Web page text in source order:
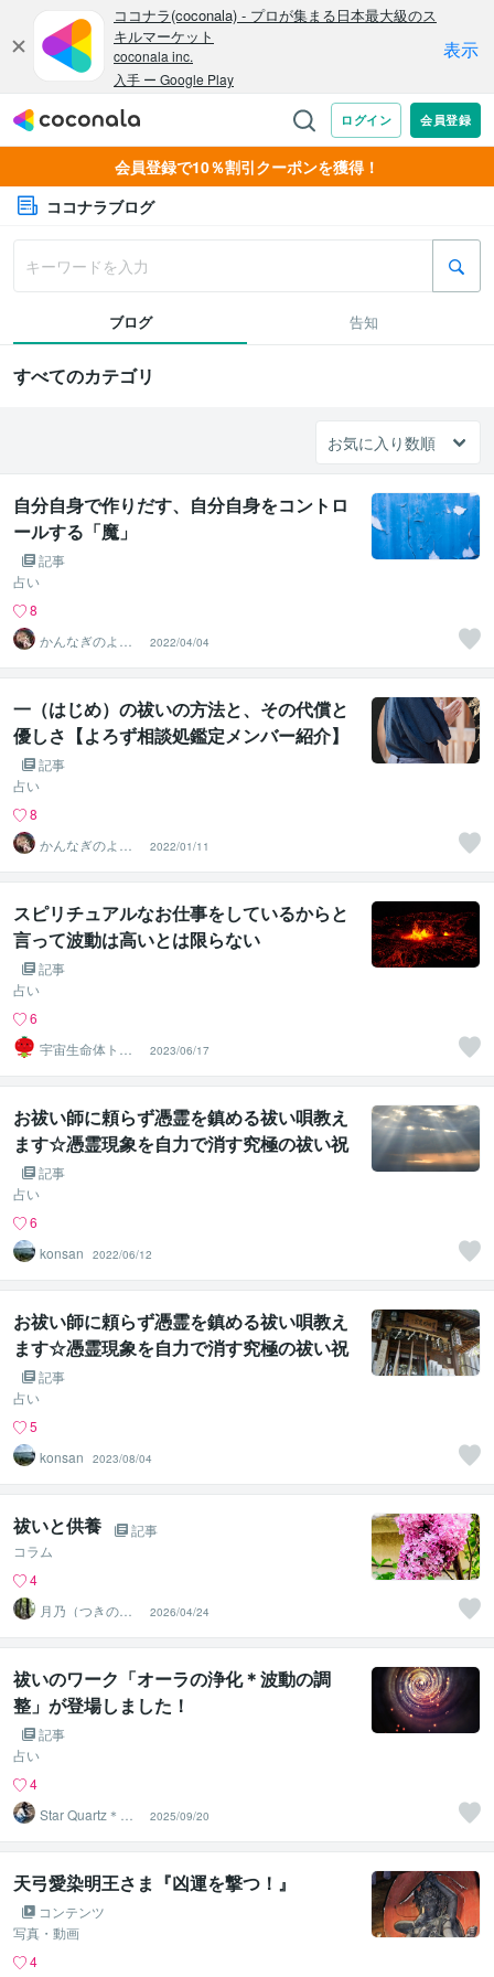
会員登録で10％割引クーポンを獲得！
ココナラブログ
ブログ 告知
すべてのカテゴリ
自分自身で作りだす、自分自身をコントロ
ールする「魔」
記事
占い
8
かんなぎのよろ
ず相談処 琉球ユ
タの家系
2022/04/04
一（はじめ）の祓いの方法と、その代償と
優しさ【よろず相談処鑑定メンバー紹介】
記事
占い
8
かんなぎのよろ
ず相談処 琉球ユ
タの家系
2022/01/11
スピリチュアルなお仕事をしているからと
言って波動は高いとは限らない
記事
占い
6
宇宙生命体トマ
トちゃん
2023/06/17
お祓い師に頼らず憑霊を鎮める祓い唄教え
ます☆憑霊現象を自力で消す究極の祓い祝
詞☆記事
占い
6
konsan
2022/06/12
お祓い師に頼らず憑霊を鎮める祓い唄教え
ます☆憑霊現象を自力で消す究極の祓い祝
詞☆記事
占い
5
konsan
2023/08/04
祓いと供養
記事
コラム
4
月乃（つきの）
魂と波動を整え
る鑑定師
2026/04/24
祓いのワーク「オーラの浄化＊波動の調
整」が登場しました！
記事
占い
4
Star Quartz＊ス
タークォーツ
2025/09/20
天弓愛染明王さま『凶運を撃つ！』
コンテンツ
写真・動画
4